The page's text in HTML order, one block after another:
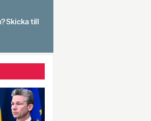
Skicka till